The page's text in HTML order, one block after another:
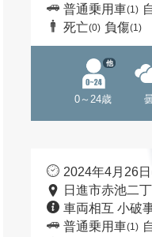
普通乗用車(1)
死亡(0) 負傷(1)
0～24歳
他
2024年4月26
日進市赤池二
車両相互 小破
普通乗用車(1)